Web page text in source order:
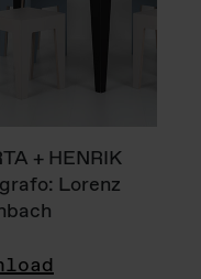
+ HENRIK
Lorenz